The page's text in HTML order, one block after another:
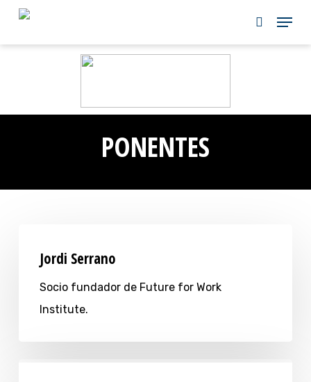
Skip
PONENTES
Jordi Serrano
Socio fundador de Future for Work
Institute.